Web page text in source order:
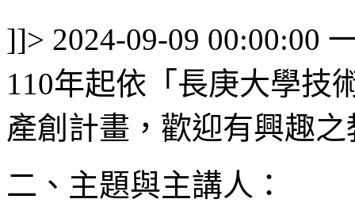
]]> 2024-09-09 00:00:00
110年起依「長庚大學技
產創計畫，歡迎有興趣
二、主題與主講人：